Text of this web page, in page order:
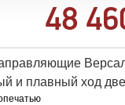
48
и плавный ход